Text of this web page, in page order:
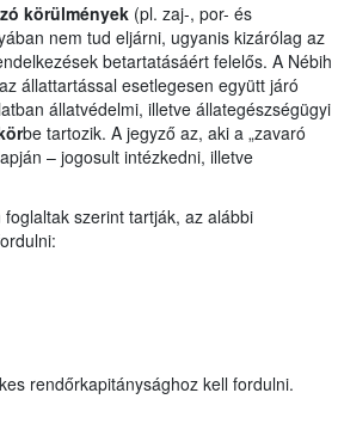
körülmények(pl. zaj-, por- és
nem tud eljárni, ugyanis kizárólag az
betartatásáért felelős. A Nébih
állattartással esetlegesen együtt járó
állatvédelmi, illetve állategészségügyi
be tartozik. A jegyző az, aki a „zavaró
– jogosult intézkedni, illetve
szerint tartják, az alábbi
rendőrkapitánysághoz kell fordulni.